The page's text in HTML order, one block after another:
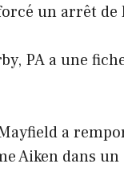
un arrêt de
PA a une
a
Aiken dans